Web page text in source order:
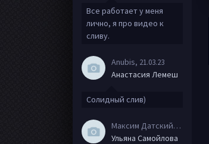
Все работает у меня
лично, я про видео к
сливу.
Anubis, 21.03.23
Анастасия Лемеш
Солидный слив)
Максим Датский
, 15.08.20
Ульяна Самойлова